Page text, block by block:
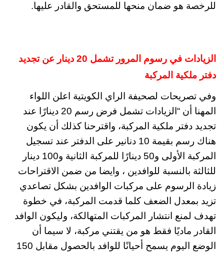
للرخصة هو ضمان منحها للمستحق والقادر عليها.
الزيادات في رسوم المرور تشمل 20 دينار عن تجديد
دفتر ملكية المركبة
وفي تصريحات لصحيفة الراي الكويتية اعلن اللواء
المهنا أن “الزيادات تشمل فرض رسم 20 دينارًا عند
تجديد دفتر ملكية المركبة، واقترحنا كذلك أن يكون
هناك رسم بقيمة 10 دنانير على الدفتر عند تسجيل
المركبة الأولى و50 دينارًا للمركبة الثانية و100 دينار
للثالثة بالنسبة للوافدين ، وايضا من ضمن الاقتراحات
زيادة الرسوم على مركبات الوافدين بشكل تصاعدي
تزيد بمعدل الضعف كلما قدمت المركبة، في خطوة
تهدف لمنع انتشار المركبات المتهالكة، وليكون الوافد
القادر ماديًا فقط هو من يقتني مركبة، لا سيما أن
الوضع اليوم يسمح أحيانًا للوافد بالحصول مقابل 150